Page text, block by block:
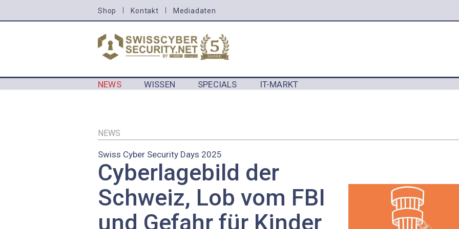
zum
MENU
Shop Kontakt Mediadaten
NEWS WISSEN SPECIALS IT-MARKT
NEWS
Swiss Cyber Security Days 2025
Cyberlagebild der
Schweiz, Lob vom FBI
und Gefahr für Kinder